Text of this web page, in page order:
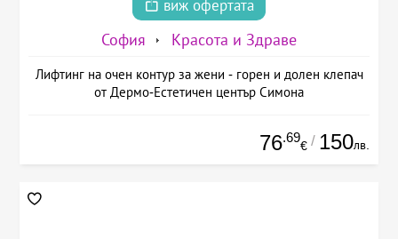
виж офертата
София Красота и Здраве
Лифтинг на очен контур за жени - горен и долен клепач
от Дермо-Естетичен център Симона
76.69
€ / 150лв.